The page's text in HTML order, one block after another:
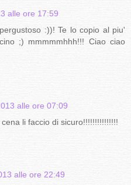
alle ore 17:59
:))! Te lo copio al piu'
;) mmmmmhhh!!! Ciao ciao
alle ore 07:09
li faccio di sicuro!!!!!!!!!!!!!!!
alle ore 22:49